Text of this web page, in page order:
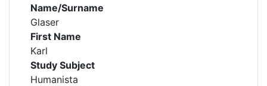
Name/Surname
Glaser
First Name
Karl
Study Subject
Humanista